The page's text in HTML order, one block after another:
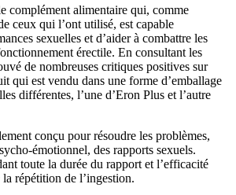
complément alimentaire qui, comme
ceux qui l’ont utilisé, est capable
sexuelles et d’aider à combattre les
érectile. En consultant les
de nombreuses critiques positives sur
qui est vendu dans une forme d’emballage
différentes, l’une d’Eron Plus et l’autre
conçu pour résoudre les problèmes,
émotionnel, des rapports sexuels.
toute la durée du rapport et l’efficacité
répétition de l’ingestion.